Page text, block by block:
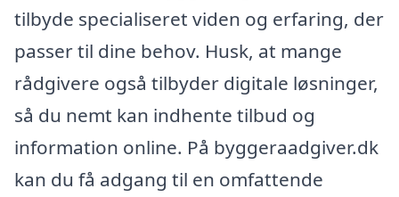
tilbyde specialiseret viden og erfaring, der
passer til dine behov. Husk, at mange
rådgivere også tilbyder digitale løsninger,
så du nemt kan indhente tilbud og
information online. På byggeraadgiver.dk
kan du få adgang til en omfattende